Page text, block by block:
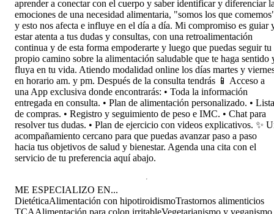
aprender a conectar con el cuerpo y saber identificar y diferenciar
emociones de una necesidad alimentaria, "somos los que
y esto nos afecta e influye en el día a día. Mi compromiso es guiar
estar atenta a tus dudas y consultas, con una retroalimentación
continua y de esta forma empoderarte y luego que puedas seguir tu
propio camino sobre la alimentación saludable que te haga sentido
fluya en tu vida. Atiendo modalidad online los días martes y
en horario am. y pm. Después de la consulta tendrás 📱 Acceso a
una App exclusiva donde encontrarás: • Toda la información
entregada en consulta. • Plan de alimentación personalizado. • Lista
de compras. • Registro y seguimiento de peso e IMC. • Chat para
resolver tus dudas. • Plan de ejercicio con videos explicativos. ✨
acompañamiento cercano para que puedas avanzar paso a paso
hacia tus objetivos de salud y bienestar. Agenda una cita con el
servicio de tu preferencia aquí abajo.
ME ESPECIALIZO EN...
DietéticaAlimentación con hipotiroidismoTrastornos alimenticios
TCAAlimentación para colon irritableVegetarianismo y veganismo